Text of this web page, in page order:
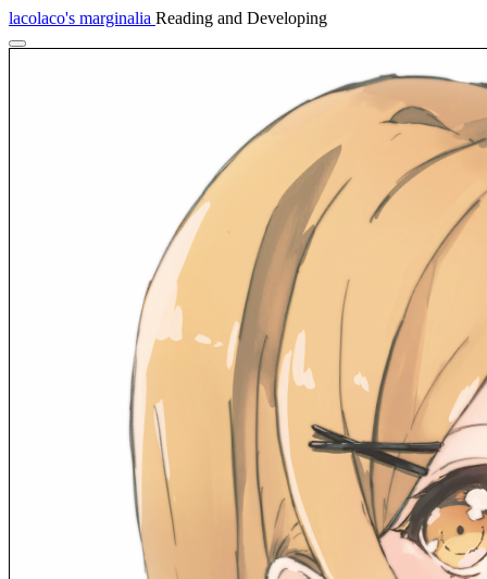
lacolaco's marginalia Reading and Developing